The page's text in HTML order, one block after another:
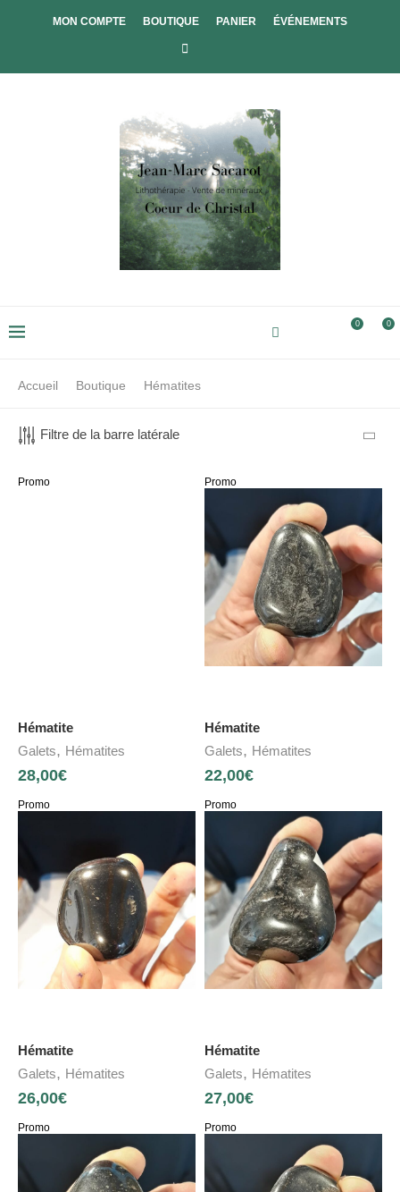
MON COMPTE BOUTIQUE PANIER ÉVÉNEMENTS
0 0
Accueil Boutique Hématites
Filtre de la barre latérale
Promo
Hématite
Galets, Hématites
28,00€
Promo
Hématite
Galets, Hématites
22,00€
Promo
Hématite
Galets, Hématites
26,00€
Promo
Hématite
Galets, Hématites
27,00€
Promo Promo